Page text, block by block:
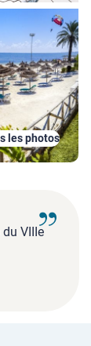
les photos
VIIIe